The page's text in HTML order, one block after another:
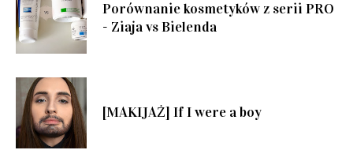
Porównanie kosmetyków z serii PRO
- Ziaja vs Bielenda
[MAKIJAŻ] If I were a boy